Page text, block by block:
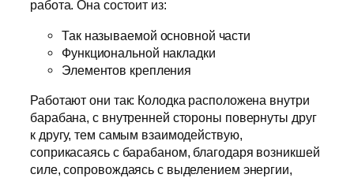
работа. Она состоит из:
Так называемой основной части
Функциональной накладки
Элементов крепления
Работают они так: Колодка расположена внутри
барабана, с внутренней стороны повернуты друг
к другу, тем самым взаимодействую,
соприкасаясь с барабаном, благодаря возникшей
силе, сопровождаясь с выделением энергии,